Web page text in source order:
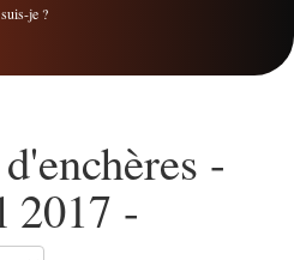
je ?
-
-